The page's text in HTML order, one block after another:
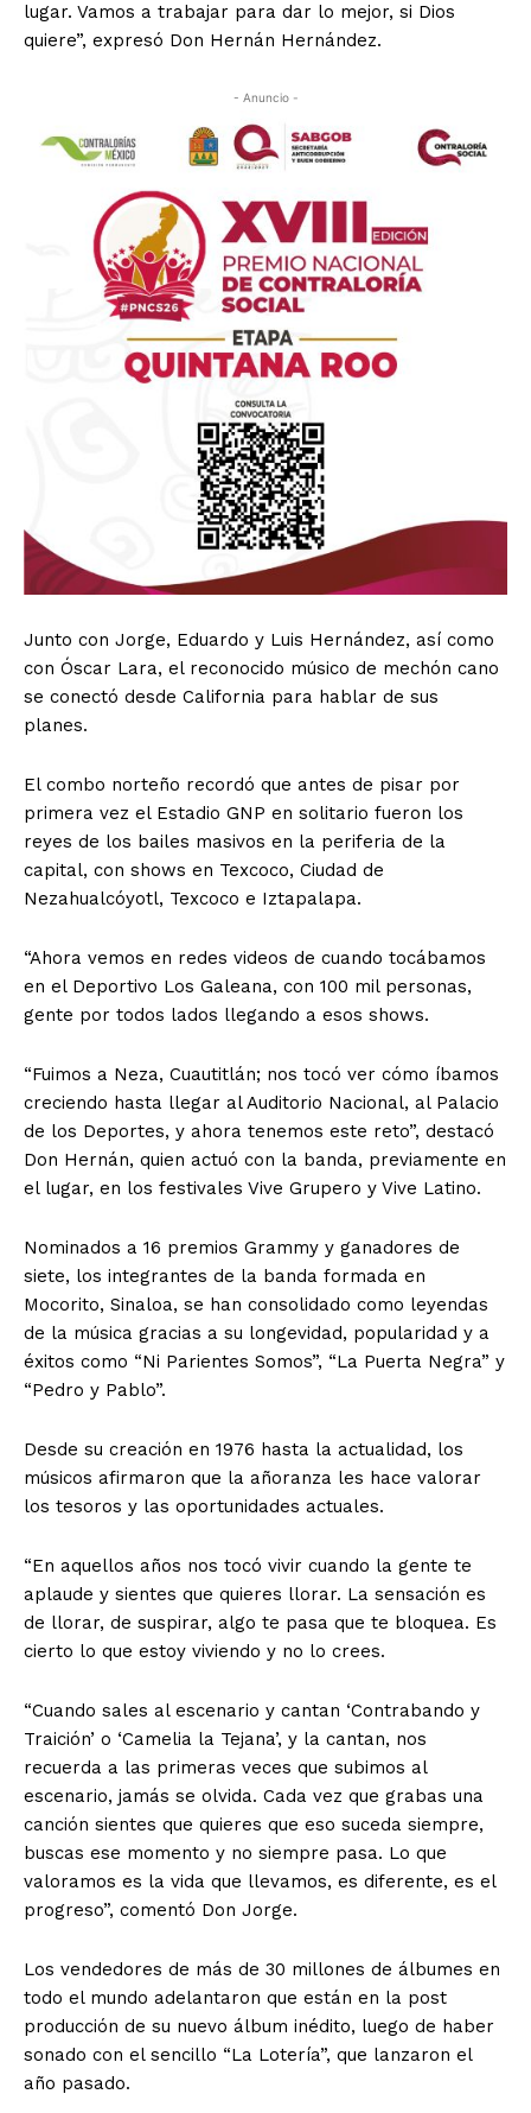
lugar. Vamos a trabajar para dar lo mejor, si Dios
quiere”, expresó Don Hernán Hernández.
- Anuncio -
Junto con Jorge, Eduardo y Luis Hernández, así como
con Óscar Lara, el reconocido músico de mechón cano
se conectó desde California para hablar de sus
planes.
El combo norteño recordó que antes de pisar por
primera vez el Estadio GNP en solitario fueron los
reyes de los bailes masivos en la periferia de la
capital, con shows en Texcoco, Ciudad de
Nezahualcóyotl, Texcoco e Iztapalapa.
“Ahora vemos en redes videos de cuando tocábamos
en el Deportivo Los Galeana, con 100 mil personas,
gente por todos lados llegando a esos shows.
“Fuimos a Neza, Cuautitlán; nos tocó ver cómo íbamos
creciendo hasta llegar al Auditorio Nacional, al Palacio
de los Deportes, y ahora tenemos este reto”, destacó
Don Hernán, quien actuó con la banda, previamente en
el lugar, en los festivales Vive Grupero y Vive Latino.
Nominados a 16 premios Grammy y ganadores de
siete, los integrantes de la banda formada en
Mocorito, Sinaloa, se han consolidado como leyendas
de la música gracias a su longevidad, popularidad y a
éxitos como “Ni Parientes Somos”, “La Puerta Negra” y
“Pedro y Pablo”.
Desde su creación en 1976 hasta la actualidad, los
músicos afirmaron que la añoranza les hace valorar
los tesoros y las oportunidades actuales.
“En aquellos años nos tocó vivir cuando la gente te
aplaude y sientes que quieres llorar. La sensación es
de llorar, de suspirar, algo te pasa que te bloquea. Es
cierto lo que estoy viviendo y no lo crees.
“Cuando sales al escenario y cantan ‘Contrabando y
Traición’ o ‘Camelia la Tejana’, y la cantan, nos
recuerda a las primeras veces que subimos al
escenario, jamás se olvida. Cada vez que grabas una
canción sientes que quieres que eso suceda siempre,
buscas ese momento y no siempre pasa. Lo que
valoramos es la vida que llevamos, es diferente, es el
progreso”, comentó Don Jorge.
Los vendedores de más de 30 millones de álbumes en
todo el mundo adelantaron que están en la post
producción de su nuevo álbum inédito, luego de haber
sonado con el sencillo “La Lotería”, que lanzaron el
año pasado.